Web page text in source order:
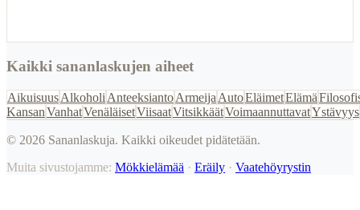
Kaikki sananlaskujen aiheet
AikuisuusAlkoholi AnteeksiantoArmeija AutoEläimetElämä
KansanVanhatVenäläisetViisaatVitsikkäätVoimaannuttavatYstävyys
© 2026 Sananlaskuja. Kaikki oikeudet pidätetään.
Muita sivustojamme: Mökkielämää · Eräily · Vaatehöyrystin